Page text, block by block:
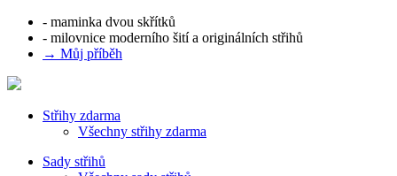
- maminka dvou skřítků
- milovnice moderního šití a originálních střihů
→ Můj příběh
Střihy zdarma
Všechny střihy zdarma
Sady střihů